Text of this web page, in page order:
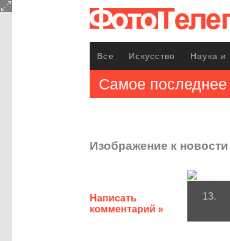
Все Искусство Наука и
Самое последнее
Изображение к новости
Написать
комментарий »
13.